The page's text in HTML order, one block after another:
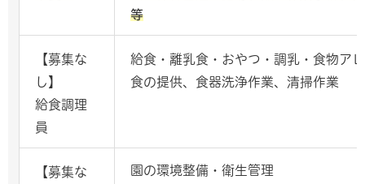
等
【募集な
し】
給食調理
員
給食・離乳食・おやつ・調乳・食物ア
食の提供、食器洗浄作業、清掃作業
【募集な
園の環境整備・衛生管理